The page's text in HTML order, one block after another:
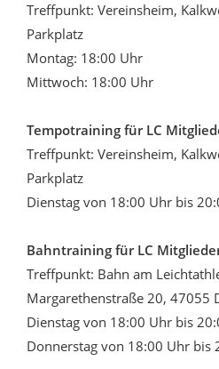
Treffpunkt: Vereinsheim,
Parkplatz
Montag: 18:00 Uhr
Mittwoch: 18:00 Uhr
Tempotraining für LC
Treffpunkt: Vereinsheim,
Parkplatz
Dienstag von 18:00 Uhr bis
Bahntraining für LC
Treffpunkt: Bahn am
Margarethenstraße 20, 47055
Dienstag von 18:00 Uhr bis
Donnerstag von 18:00 Uhr bis